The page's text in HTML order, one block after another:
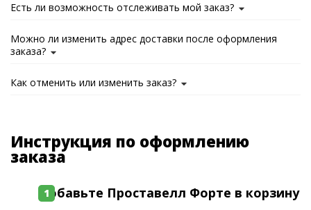
Есть ли возможность отслеживать мой заказ?
Можно ли изменить адрес доставки после оформления
заказа?
Как отменить или изменить заказ?
Инструкция по оформлению
заказа
Добавьте Проставелл Форте в корзину